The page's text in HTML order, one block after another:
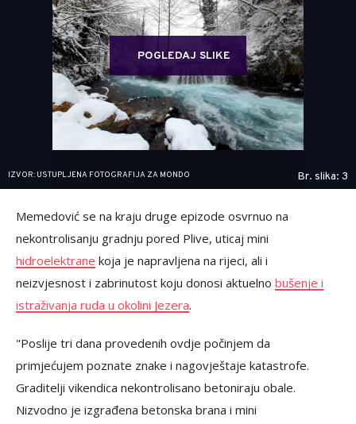
POGLEDAJ SLIKE
IZVOR: USTUPLJENA FOTOGRAFIJA ZA MONDO Br. slika: 3
Memedović se na kraju druge epizode osvrnuo na
nekontrolisanju gradnju pored Plive, uticaj mini
hidroelektrane koja je napravljena na rijeci, ali i
neizvjesnost i zabrinutost koju donosi aktuelno bušenje i
istraživanja ruda u okolini Jezera.
"Poslije tri dana provedenih ovdje počinjem da
primjećujem poznate znake i nagovještaje katastrofe.
Graditelji vikendica nekontrolisano betoniraju obale.
Nizvodno je izgrađena betonska brana i mini